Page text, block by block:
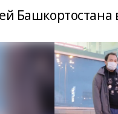
Башкортостана